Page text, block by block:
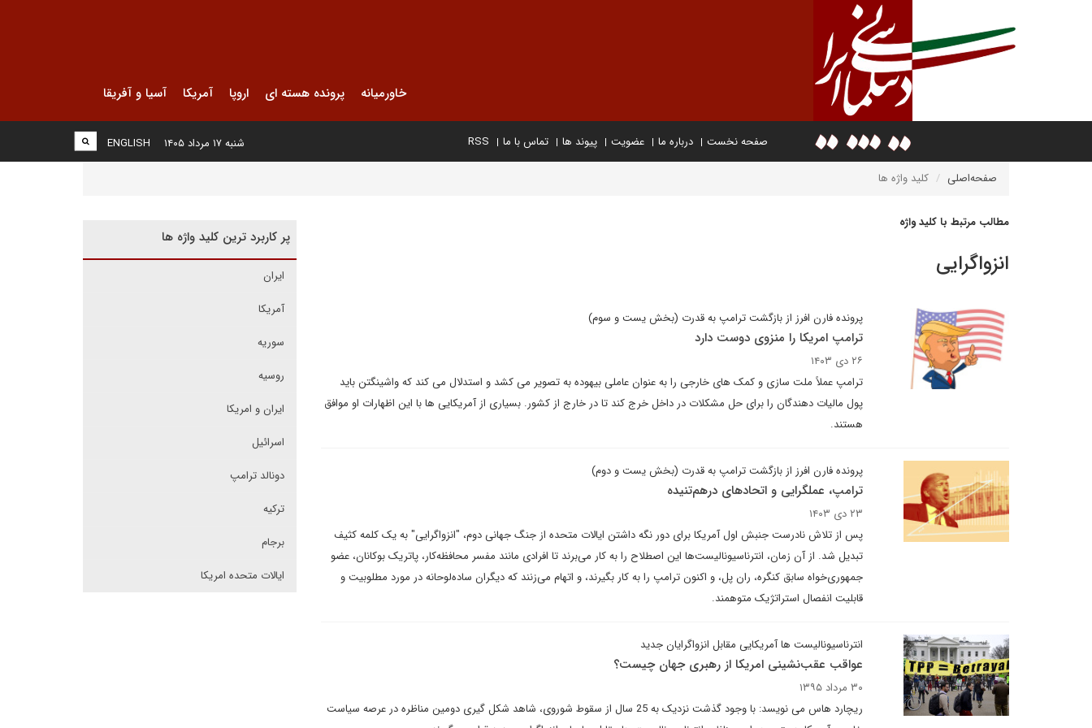
خاورمیانه پرونده هسته ای اروپا آمریکا آسیا و آفریقا
صفحه نخست درباره ما عضویت پیوند ها تماس با ما RSS
ENGLISH شنبه ۱۷ مرداد ۱۴۰۵
صفحه‌اصلی کلید واژه ها
مطالب مرتبط با کلید واژه
انزواگرایی
پرونده فارن افرز از بازگشت ترامپ به قدرت (بخش یست و سوم)
ترامپ امریکا را منزوی دوست دارد
۲۶ دی ۱۴۰۳
ترامپ عملاً ملت سازی و کمک های خارجی را به عنوان عاملی بیهوده به تصویر می کشد و استدلال می کند که واشینگتن باید
پول مالیات دهندگان را برای حل مشکلات در داخل خرج کند تا در خارج از کشور. بسیاری از آمریکایی ها با این اظهارات او موافق
هستند.
پرونده فارن افرز از بازگشت ترامپ به قدرت (بخش یست و دوم)
ترامپ، عملگرایی و اتحادهای درهم‌تنیده
۲۳ دی ۱۴۰۳
پس از تلاش نادرست جنبش اول آمریکا برای دور نگه داشتن ایالات متحده از جنگ جهانی دوم، "انزواگرایی" به یک کلمه کثیف
تبدیل شد. از آن زمان، انترناسیونالیست‌ها این اصطلاح را به کار می‌برند تا افرادی مانند مفسر محافظه‌کار، پاتریک بوکانان، عضو
جمهوری‌خواه سابق کنگره، ران پل، و اکنون ترامپ را به کار بگیرند، و اتهام می‌زنند که دیگران ساده‌لوحانه در مورد مطلوبیت و
قابلیت انفصال استراتژیک متوهمند.
انترناسیونالیست ها آمریکایی مقابل انزواگرایان جدید
عواقب عقب‌نشینی امریکا از رهبری جهان چیست؟
۳۰ مرداد ۱۳۹۵
ریچارد هاس می نویسد: با وجود گذشت نزدیک به 25 سال از سقوط شوروی، شاهد شکل گیری دومین مناظره در عرصه سیاست
پر کاربرد ترین کلید واژه ها
ایران
آمریکا
سوریه
روسیه
ایران و امریکا
اسرائیل
دونالد ترامپ
ترکیه
برجام
ایالات متحده امریکا